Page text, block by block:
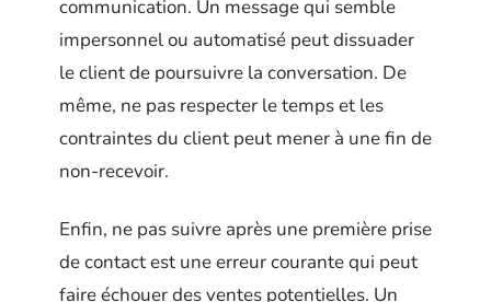
communication. Un message qui semble
impersonnel ou automatisé peut dissuader
le client de poursuivre la conversation. De
même, ne pas respecter le temps et les
contraintes du client peut mener à une fin de
non-recevoir.
Enfin, ne pas suivre après une première prise
de contact est une erreur courante qui peut
faire échouer des ventes potentielles. Un